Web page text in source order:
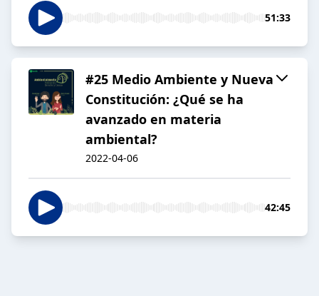
51:33
#25 Medio Ambiente y Nueva
Constitución: ¿Qué se ha
avanzado en materia
ambiental?
2022-04-06
42:45